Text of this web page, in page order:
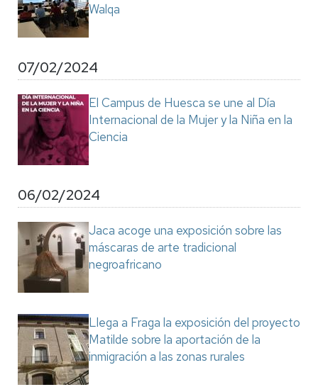
Walqa
07/02/2024
El Campus de Huesca se une al Día
Internacional de la Mujer y la Niña en la
Ciencia
06/02/2024
Jaca acoge una exposición sobre las
máscaras de arte tradicional
negroafricano
Llega a Fraga la exposición del proyecto
Matilde sobre la aportación de la
inmigración a las zonas rurales